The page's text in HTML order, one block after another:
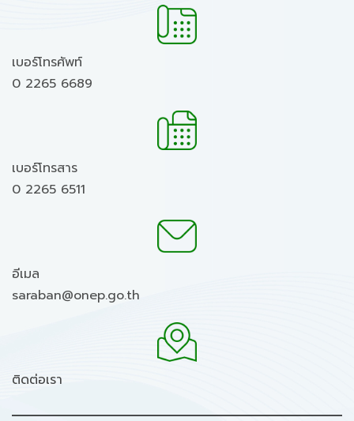
เบอร์โทรศัพท์
0 2265 6689
เบอร์โทรสาร
0 2265 6511
อีเมล
saraban@onep.go.th
ติดต่อเรา